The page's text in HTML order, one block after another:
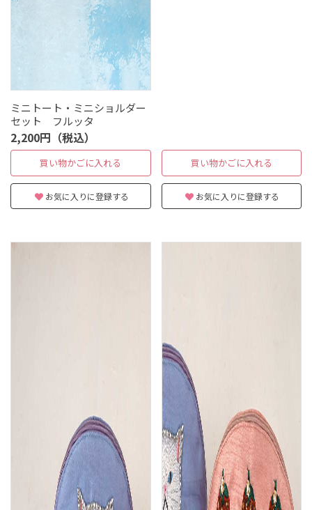
ミニトート・ミニショルダー
セット フルッタ
2,200円（税込）
買い物かごに入れる
お気に入りに登録する
買い物かごに入れる
お気に入りに登録する